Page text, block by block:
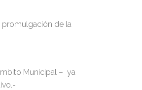
de la
Municipal – ya